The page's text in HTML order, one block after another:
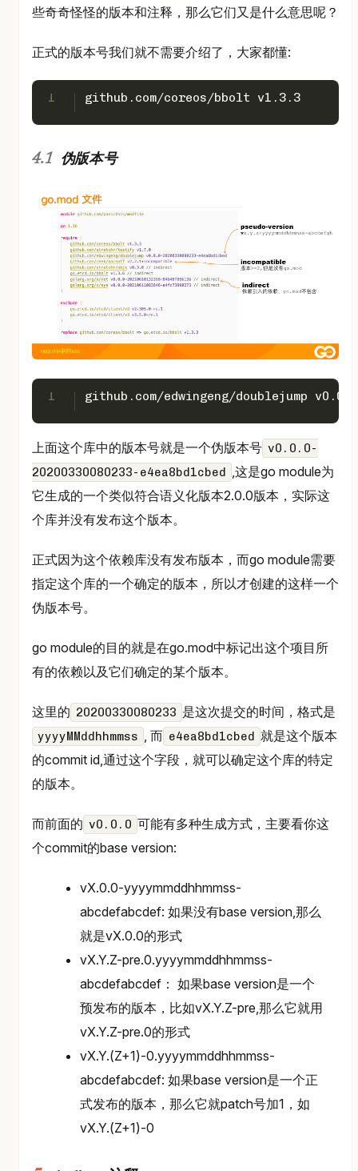
些奇奇怪怪的版本和注释，那么它们又是什么意思呢？
正式的版本号我们就不需要介绍了，大家都懂:
1 github.com/coreos/bbolt v1.3.3
伪版本号
1 github.com/edwingeng/doublejump
上面这个库中的版本号就是一个伪版本号 v0.0.0-
20200330080233-e4ea8bd1cbed
,这是go module为
它生成的一个类似符合语义化版本2.0.0版本，实际这
个库并没有发布这个版本。
正式因为这个依赖库没有发布版本，而go module需要
指定这个库的一个确定的版本，所以才创建的这样一个
伪版本号。
go module的目的就是在go.mod中标记出这个项目所
有的依赖以及它们确定的某个版本。
这里的 20200330080233 是这次提交的时间，格式是
yyyyMMddhhmmss , 而 e4ea8bd1cbed 就是这个版本
的commit id,通过这个字段，就可以确定这个库的特定
的版本。
而前面的 v0.0.0 可能有多种生成方式，主要看你这
个commit的base version:
vX.0.0-yyyymmddhhmmss-
abcdefabcdef: 如果没有base version,那么
就是vX.0.0的形式
vX.Y.Z-pre.0.yyyymmddhhmmss-
abcdefabcdef： 如果base version是一个
预发布的版本，比如vX.Y.Z-pre,那么它就用
vX.Y.Z-pre.0的形式
vX.Y.(Z+1)-0.yyyymmddhhmmss-
abcdefabcdef: 如果base version是一个正
式发布的版本，那么它就patch号加1，如
vX.Y.(Z+1)-0